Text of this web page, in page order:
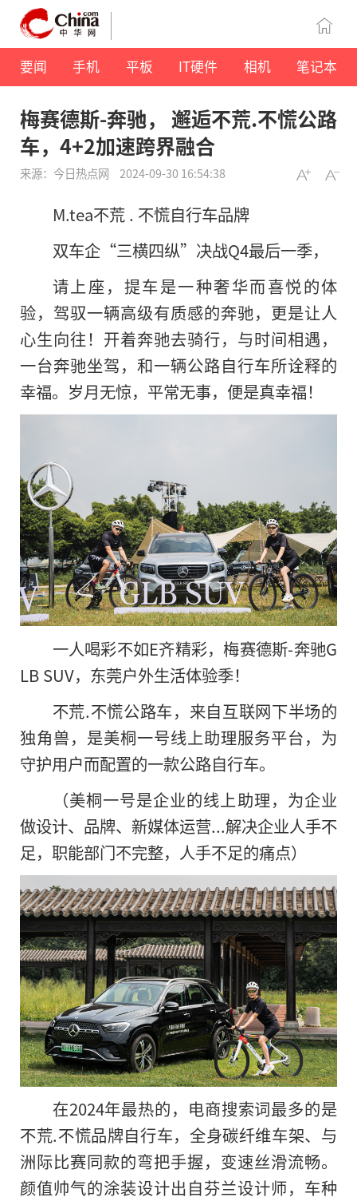
要闻 手机 平板 IT硬件 相机 笔记本
梅赛德斯-奔驰， 邂逅不荒.不慌公路
车，4+2加速跨界融合
来源：今日热点网 2024-09-30 16:54:38
M.tea不荒 . 不慌自行车品牌
双车企“三横四纵”决战Q4最后一季，
请上座，提车是一种奢华而喜悦的体
验，驾驭一辆高级有质感的奔驰，更是让人
心生向往！开着奔驰去骑行，与时间相遇，
一台奔驰坐驾，和一辆公路自行车所诠释的
幸福。岁月无惊，平常无事，便是真幸福！
一人喝彩不如E齐精彩，梅赛德斯-奔驰G
LB SUV，东莞户外生活体验季！
不荒.不慌公路车，来自互联网下半场的
独角兽，是美桐一号线上助理服务平台，为
守护用户而配置的一款公路自行车。
（美桐一号是企业的线上助理，为企业
做设计、品牌、新媒体运营...解决企业人手不
足，职能部门不完整，人手不足的痛点）
在2024年最热的，电商搜索词最多的是
不荒.不慌品牌自行车，全身碳纤维车架、与
洲际比赛同款的弯把手握，变速丝滑流畅。
颜值帅气的涂装设计出自芬兰设计师，车种